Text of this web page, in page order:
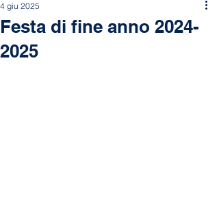
Festa di fine anno 2024-
2025
4 giu 2025